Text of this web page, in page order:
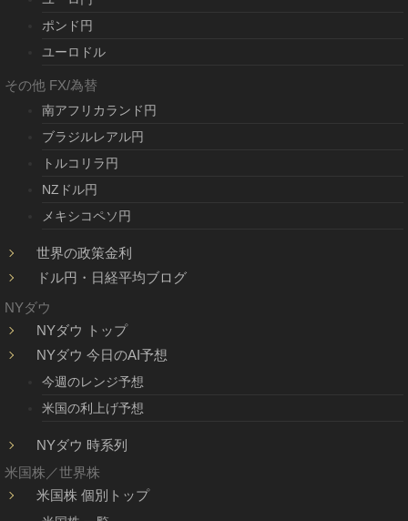
ポンド円
ユーロドル
その他 FX/為替
南アフリカランド円
ブラジルレアル円
トルコリラ円
NZドル円
メキシコペソ円
世界の政策金利
ドル円・日経平均ブログ
NYダウ
NYダウ トップ
NYダウ 今日のAI予想
今週のレンジ予想
米国の利上げ予想
NYダウ 時系列
米国株／世界株
米国株 個別トップ